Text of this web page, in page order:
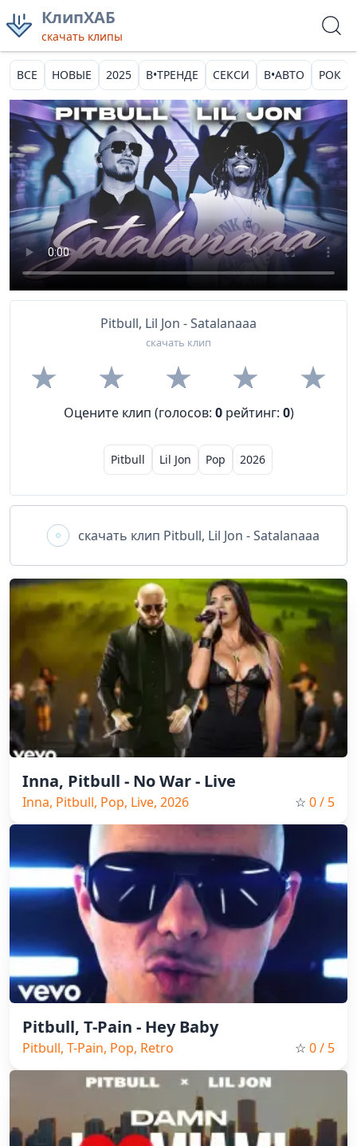
КлипХАБ
скачать клипы
ВСЕ НОВЫЕ 2025 В•ТРЕНДЕ СЕКСИ В•АВТО РОК
Pitbull, Lil Jon - Satalanaaa
скачать клип
Оцените клип (голосов: 0 рейтинг: 0)
Pitbull Lil Jon Pop 2026
скачать клип Pitbull, Lil Jon - Satalanaaa
Inna, Pitbull - No War - Live
Inna, Pitbull, Pop, Live, 2026 ☆ 0/ 5
Pitbull, T-Pain - Hey Baby
Pitbull, T-Pain, Pop, Retro ☆ 0/ 5